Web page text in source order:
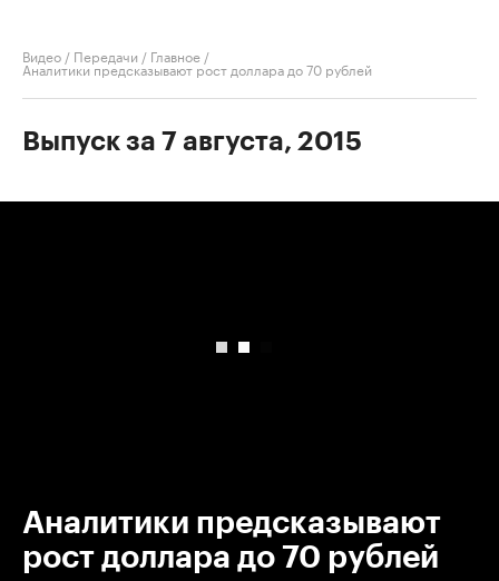
Видео / Передачи / Главное /
Аналитики предсказывают рост доллара до 70 рублей
Выпуск за 7 августа, 2015
Аналитики предсказывают
рост доллара до 70 рублей